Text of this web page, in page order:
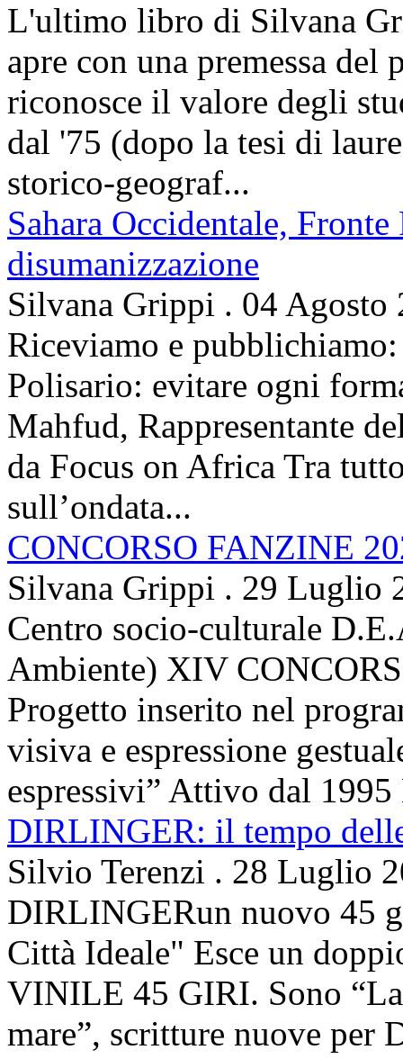
L'ultimo libro di Silvana
apre con una premessa
riconosce il valore degli
dal '75 (dopo la tesi di
storico-geograf...
Sahara Occidentale,
disumanizzazione
Silvana Grippi . 04 Agosto
Riceviamo e
Polisario: evitare ogni
Mahfud, Rappresentante
da Focus on Africa Tra
sull’ondata...
CONCORSO FANZINE
Silvana Grippi . 29 Luglio
Centro socio-culturale
Ambiente) XIV
Progetto inserito nel
visiva e espressione
espressivi” Attivo dal 1995
DIRLINGER: il tempo
Silvio Terenzi . 28 Luglio
DIRLINGERun nuovo 45
Città Ideale" Esce un
VINILE 45 GIRI. Sono
mare”, scritture nuove per